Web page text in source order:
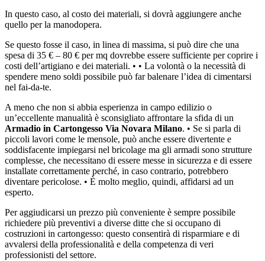
In questo caso, al costo dei materiali, si dovrà aggiungere anche
quello per la manodopera.
Se questo fosse il caso, in linea di massima, si può dire che una
spesa di 35 € – 80 € per mq dovrebbe essere sufficiente per coprire i
costi dell’artigiano e dei materiali. • • La volontà o la necessità di
spendere meno soldi possibile può far balenare l’idea di cimentarsi
nel fai-da-te.
A meno che non si abbia esperienza in campo edilizio o
un’eccellente manualità è sconsigliato affrontare la sfida di un
Armadio in Cartongesso Via Novara Milano. • Se si parla di
piccoli lavori come le mensole, può anche essere divertente e
soddisfacente impiegarsi nel bricolage ma gli armadi sono strutture
complesse, che necessitano di essere messe in sicurezza e di essere
installate correttamente perché, in caso contrario, potrebbero
diventare pericolose. • È molto meglio, quindi, affidarsi ad un
esperto.
Per aggiudicarsi un prezzo più conveniente è sempre possibile
richiedere più preventivi a diverse ditte che si occupano di
costruzioni in cartongesso: questo consentirà di risparmiare e di
avvalersi della professionalità e della competenza di veri
professionisti del settore.